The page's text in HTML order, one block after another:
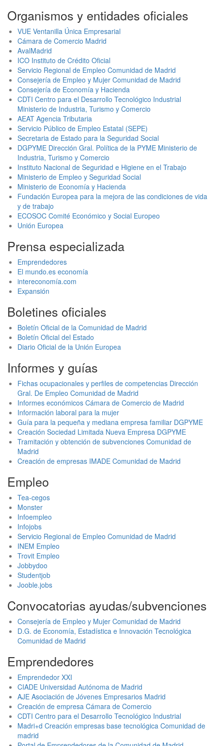
Organismos y entidades oficiales
VUE Ventanilla Única Empresarial
Cámara de Comercio Madrid
AvalMadrid
ICO Instituto de Crédito Oficial
Servicio Regional de Empleo Comunidad de Madrid
Consejería de Empleo y Mujer Comunidad de Madrid
Consejería de Economía y Hacienda
CDTI Centro para el Desarrollo Tecnológico Industrial
Ministerio de Industria, Turismo y Comercio
AEAT Agencia Tributaria
Servicio Público de Empleo Estatal (SEPE)
Secretaria de Estado para la Seguridad Social
DGPYME Dirección Gral. Política de la PYME Ministerio de
Industria, Turismo y Comercio
Instituto Nacional de Seguridad e Higiene en el Trabajo
Ministerio de Empleo y Seguridad Social
Ministerio de Economía y Hacienda
Fundación Europea para la mejora de las condiciones de vida
y de trabajo
ECOSOC Comité Económico y Social Europeo
Unión Europea
Prensa especializada
Emprendedores
El mundo.es economía
intereconomía.com
Expansión
Boletines oficiales
Boletín Oficial de la Comunidad de Madrid
Boletín Oficial del Estado
Diario Oficial de la Unión Europea
Informes y guías
Fichas ocupacionales y perfiles de competencias Dirección
Gral. De Empleo Comunidad de Madrid
Informes económicos Cámara de Comercio de Madrid
Información laboral para la mujer
Guía para la pequeña y mediana empresa familiar DGPYME
Creación Sociedad Limitada Nueva Empresa DGPYME
Tramitación y obtención de subvenciones Comunidad de
Madrid
Creación de empresas IMADE Comunidad de Madrid
Empleo
Tea-cegos
Monster
Infoempleo
Infojobs
Servicio Regional de Empleo Comunidad de Madrid
INEM Empleo
Trovit Empleo
Jobbydoo
Studentjob
Jooble.jobs
Convocatorias ayudas/subvenciones
Consejería de Empleo y Mujer Comunidad de Madrid
D.G. de Economía, Estadística e Innovación Tecnológica
Comunidad de Madrid
Emprendedores
Emprendedor XXI
CIADE Universidad Autónoma de Madrid
AJE Asociación de Jóvenes Empresarios Madrid
Creación de empresa Cámara de Comercio
CDTI Centro para el Desarrollo Tecnológico Industrial
Madri+d Creación empresas base tecnológica Comunidad de
madrid